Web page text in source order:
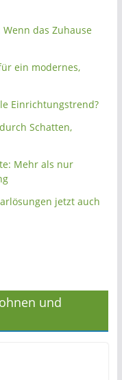
das Zuhause
ein modernes,
Einrichtungstrend?
Schatten,
Mehr als nur
jetzt auch
und